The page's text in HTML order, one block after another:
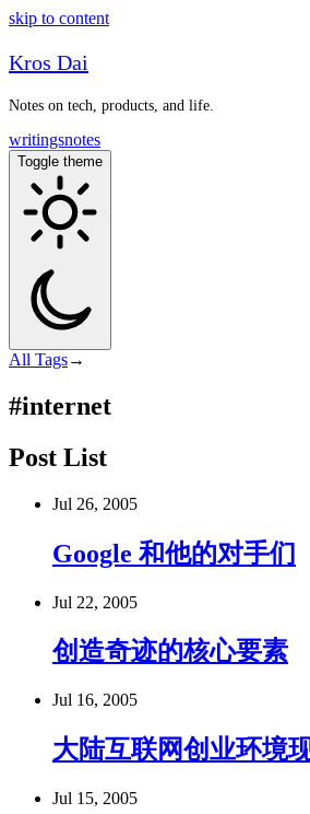
skip to content
Kros Dai
Notes on tech, products, and life.
writingsnotes
Toggle theme
All Tags→
#internet
Post List
Jul 26, 2005
Google 和他的对手们
Jul 22, 2005
创造奇迹的核心要素
Jul 16, 2005
大陆互联网创业环境
Jul 15, 2005